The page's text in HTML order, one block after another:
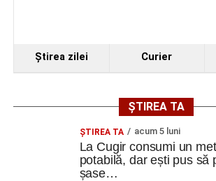
Ştirea zilei Curier
ȘTIREA TA
ȘTIREA TA acum 5 luni
La Cugir consumi un
potabilă, dar ești pus să
șase…